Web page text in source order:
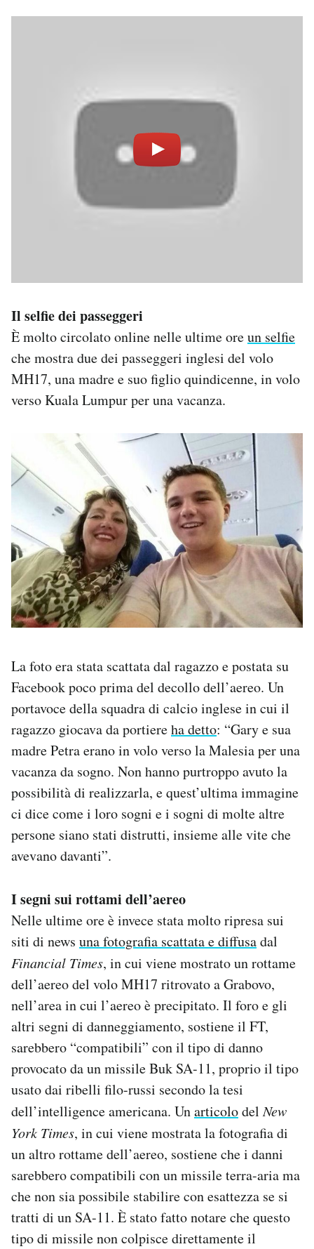
Il selfie dei passeggeri
È molto circolato online nelle ultime oreun selfie
che mostra due dei passeggeri inglesi del volo
MH17, una madre e suo figlio quindicenne, in volo
verso Kuala Lumpur per una vacanza.
La foto era stata scattata dal ragazzo e postata su
Facebook poco prima del decollo dell’aereo. Un
portavoce della squadra di calcio inglese in cui il
ragazzo giocava da portiereha detto: “Gary e sua
madre Petra erano in volo verso la Malesia per una
vacanza da sogno. Non hanno purtroppo avuto la
possibilità di realizzarla, e quest’ultima immagine
ci dice come i loro sogni e i sogni di molte altre
persone siano stati distrutti, insieme alle vite che
avevano davanti”.
I segni sui rottami dell’aereo
Nelle ultime ore è invece stata molto ripresa sui
siti di news una fotografia scattata e diffusadal
Financial Times, in cui viene mostrato un rottame
dell’aereo del volo MH17 ritrovato a Grabovo,
nell’area in cui l’aereo è precipitato. Il foro e gli
altri segni di danneggiamento, sostiene il FT,
sarebbero “compatibili” con il tipo di danno
provocato da un missile Buk SA-11, proprio il tipo
usato dai ribelli filo-russi secondo la tesi
dell’intelligence americana. UnarticolodelNew
York Times, in cui viene mostrata la fotografia di
un altro rottame dell’aereo, sostiene che i danni
sarebbero compatibili con un missile terra-aria ma
che non sia possibile stabilire con esattezza se si
tratti di un SA-11. È stato fatto notare che questo
tipo di missile non colpisce direttamente il